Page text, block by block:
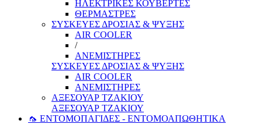
ΗΛΕΚΤΡΙΚΕΣ ΚΟΥΒΕΡΤΕΣ
ΘΕΡΜΑΣΤΡΕΣ
ΣΥΣΚΕΥΕΣ ΔΡΟΣΙΑΣ & ΨΥΞΗΣ
AIR COOLER
/
ΑΝΕΜΙΣΤΗΡΕΣ
ΣΥΣΚΕΥΕΣ ΔΡΟΣΙΑΣ & ΨΥΞΗΣ
AIR COOLER
ΑΝΕΜΙΣΤΗΡΕΣ
ΑΞΕΣΟΥΑΡ ΤΖΑΚΙΟΥ
ΑΞΕΣΟΥΑΡ ΤΖΑΚΙΟΥ
🦟 ΕΝΤΟΜΟΠΑΓΙΔΕΣ - ΕΝΤΟΜΟΑΠΩΘΗΤΙΚΑ